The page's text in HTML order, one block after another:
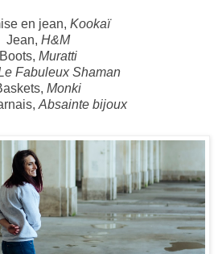
en jean, Kookaï
Jean, H&M
Boots, Muratti
Fabuleux Shaman
Monki
Absainte bijoux